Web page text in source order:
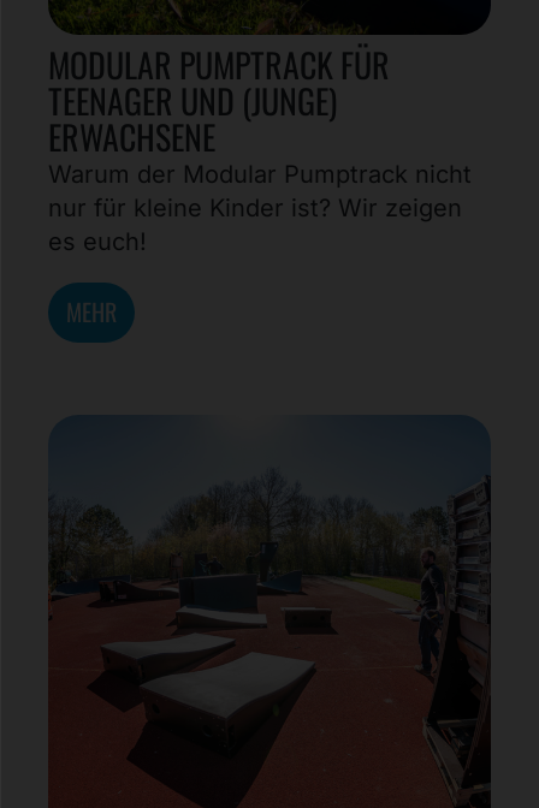
MODULAR PUMPTRACK FÜR
TEENAGER UND (JUNGE)
ERWACHSENE
Warum der Modular Pumptrack nicht
nur für kleine Kinder ist? Wir zeigen
es euch!
MEHR